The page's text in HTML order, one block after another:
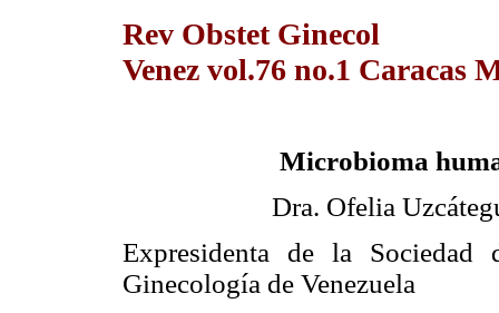
Rev Obstet Ginecol
Venez vol.76 no.1 Caracas
Microbioma
Dra. Ofelia
Expresidenta de la Sociedad
Ginecología de Venezuela